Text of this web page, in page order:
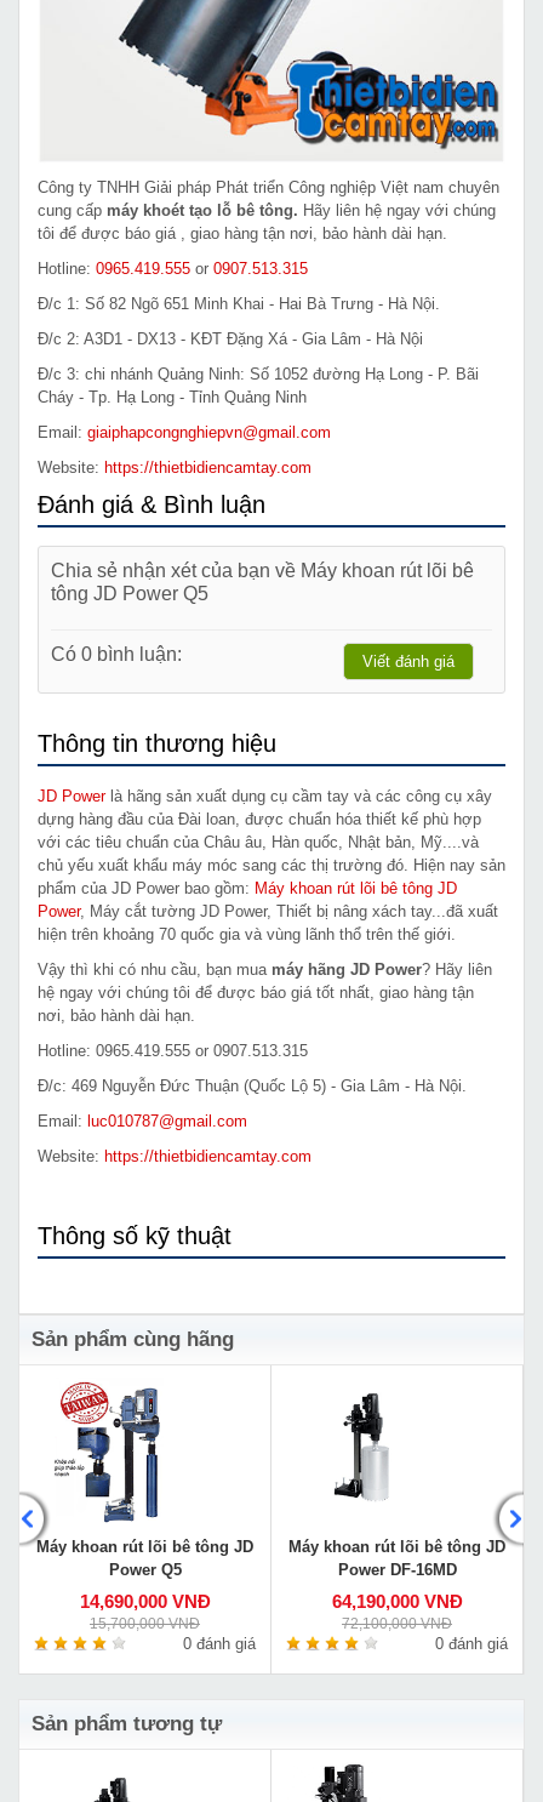
Công ty TNHH Giải pháp Phát triển Công nghiệp Việt nam chuyên
cung cấp máy khoét tạo lỗ bê tông. Hãy liên hệ ngay với chúng
tôi để được báo giá , giao hàng tận nơi, bảo hành dài hạn.
Hotline: 0965.419.555 or 0907.513.315
Đ/c 1: Số 82 Ngõ 651 Minh Khai - Hai Bà Trưng - Hà Nội.
Đ/c 2: A3D1 - DX13 - KĐT Đặng Xá - Gia Lâm - Hà Nội
Đ/c 3: chi nhánh Quảng Ninh: Số 1052 đường Hạ Long - P. Bãi
Cháy - Tp. Hạ Long - Tỉnh Quảng Ninh
Email: giaiphapcongnghiepvn@gmail.com
Website: https://thietbidiencamtay.com
Đánh giá & Bình luận
Chia sẻ nhận xét của bạn về Máy khoan rút lõi bê
tông JD Power Q5
Có 0 bình luận: Viết đánh giá
Thông tin thương hiệu
JD Powerlà hãng sản xuất dụng cụ cầm tay và các công cụ xây
dựng hàng đầu của Đài loan, được chuẩn hóa thiết kế phù hợp
với các tiêu chuẩn của Châu âu, Hàn quốc, Nhật bản, Mỹ....và
chủ yếu xuất khẩu máy móc sang các thị trường đó. Hiện nay sản
phẩm của JD Power bao gồm: Máy khoan rút lõi bê tông JD
Power, Máy cắt tường JD Power, Thiết bị nâng xách tay...đã xuất
hiện trên khoảng 70 quốc gia và vùng lãnh thổ trên thế giới.
Vậy thì khi có nhu cầu, bạn mua máy hãng JD Power? Hãy liên
hệ ngay với chúng tôi để được báo giá tốt nhất, giao hàng tận
nơi, bảo hành dài hạn.
Hotline: 0965.419.555 or 0907.513.315
Đ/c: 469 Nguyễn Đức Thuận (Quốc Lộ 5) - Gia Lâm - Hà Nội.
Email: luc010787@gmail.com
Website: https://thietbidiencamtay.com
Thông số kỹ thuật
Sản phẩm cùng hãng
Máy khoan rút lõi bê tông JD
Power Q5
14,690,000 VNĐ
15,700,000 VNĐ
0 đánh giá
Máy khoan rút lõi bê tông JD
Power DF-16MD
64,190,000 VNĐ
72,100,000 VNĐ
0 đánh giá
Sản phẩm tương tự